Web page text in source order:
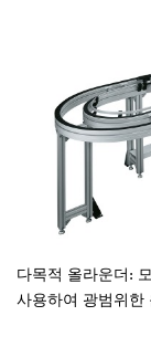
다목적 올라운더:
사용하여 광범위한